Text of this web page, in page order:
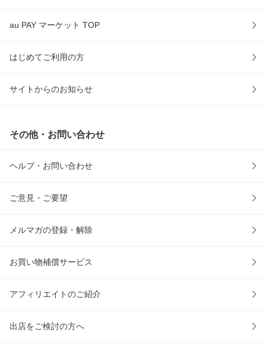
au PAY マーケット TOP
はじめてご利用の方
サイトからのお知らせ
その他・お問い合わせ
ヘルプ・お問い合わせ
ご意見・ご要望
メルマガの登録・解除
お買い物補償サービス
アフィリエイトのご紹介
出店をご検討の方へ